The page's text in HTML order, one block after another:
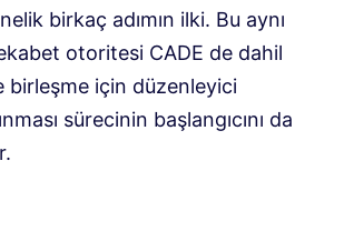
birkaç adımın ilki. Bu aynı
otoritesi CADE de dahil
birleşme için düzenleyici
sürecinin başlangıcını da